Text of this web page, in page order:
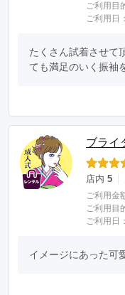
ご利用目
ご利用日
たくさん試着させて
ても満足のいく振袖
ブライ
店内 5
ご利用金
ご利用目
ご利用日
イメージにあった可